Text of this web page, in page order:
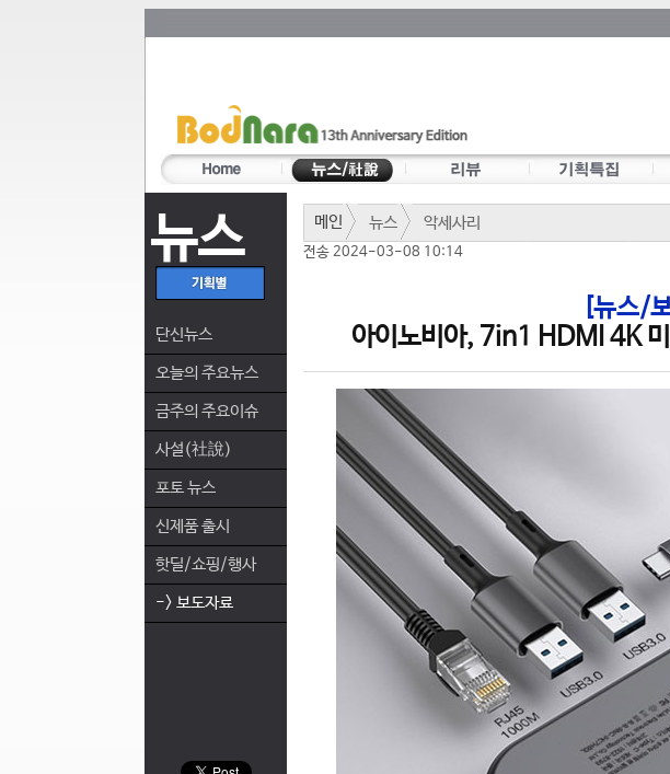
뉴스
단신뉴스
오늘의 주요뉴스
금주의 주요이슈
사설(社說)
포토 뉴스
신제품 출시
핫딜/쇼핑/행사
-> 보도자료
메인 뉴스 악세사리
전송 2024-03-08 10:14
[뉴스/
아이노비아, 7in1 HDMI 4K